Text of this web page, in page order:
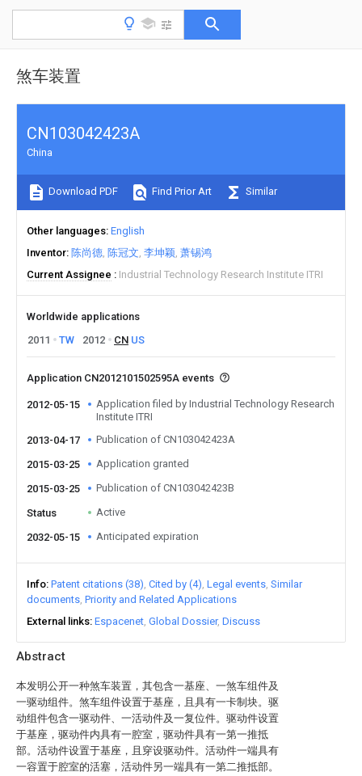
煞车装置
Abstract
本发明公开一种煞车装置，其包含一基座、一煞车组件及
一驱动组件。煞车组件设置于基座，且具有一卡制块。驱
动组件包含一驱动件、一活动件及一复位件。驱动件设置
于基座，驱动件内具有一腔室，驱动件具有一第一推抵
部。活动件设置于基座，且穿设驱动件。活动件一端具有
一容置于腔室的活塞，活动件另一端具有一第二推抵部。
CN103042423A
China
Download PDF Find Prior Art Similar
Other languages English
Inventor 陈尚德 陈冠文 李坤颖 萧锡鸿
Current Assignee
Industrial Technology Research Institute ITRI
Worldwide applications
2011
TW 2012 CN US
Application CN2012101502595A events
2012-05-15
Application filed by Industrial Technology Research
Institute ITRI
2013-04-17
Publication of CN103042423A
2015-03-25 Application granted
2015-03-25 Publication of CN103042423B
Status Active
2032-05-15 Anticipated expiration
Info Patent citations (38) Cited by (4) Legal events Similar
documents Priority and Related Applications
External links Espacenet Global Dossier Discuss